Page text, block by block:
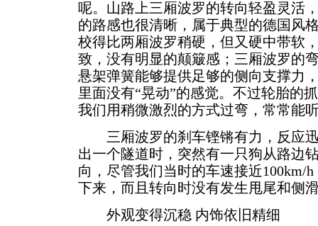
呢。山路上三厢波罗的转向轻盈灵活
的路感也很清晰，属于典型的德国风
校得比两厢波罗稍硬，但又硬中带软
致，没有明显的颠簸感；三厢波罗的
悬架弹簧能够提供足够的侧向支撑力
里面没有“晃动”的感觉。不过轮胎的
我们用稍微激烈的方式过弯，常常能
三厢波罗的刹车铿锵有力，反应迅
出一个隧道时，突然有一只狗从路边
向，尽管我们当时的车速接近100km/
下来，而且转向时没有发生甩尾和侧
外观变得沉稳 内饰依旧精细